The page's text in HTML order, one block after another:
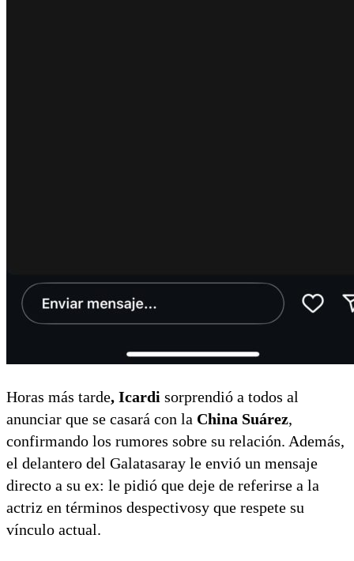
Horas más tarde, Icardi sorprendió a todos al
anunciar que se casará con la China Suárez,
confirmando los rumores sobre su relación. Además,
el delantero del Galatasaray le envió un mensaje
directo a su ex: le pidió que deje de referirse a la
actriz en términos despectivosy que respete su
vínculo actual.